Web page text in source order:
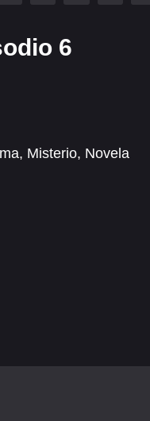
6
, Misterio, Novela